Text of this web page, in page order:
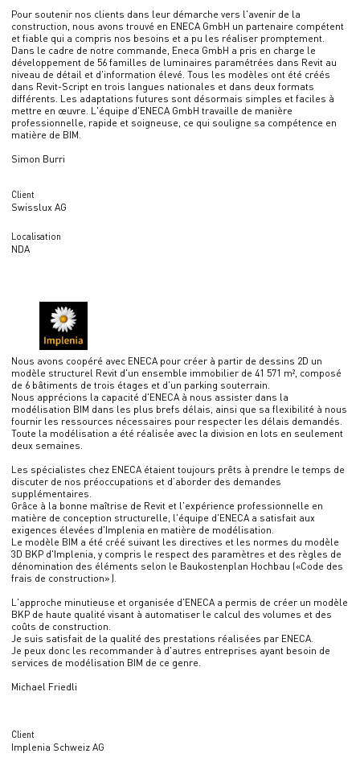
Client
Swisslux AG
Localisation
NDA
Pour soutenir nos clients dans leur démarche vers l'avenir de la
construction, nous avons trouvé en ENECA GmbH un partenaire compétent
et fiable qui a compris nos besoins et a pu les réaliser promptement.
Dans le cadre de notre commande, Eneca GmbH a pris en charge le
développement de 56 familles de luminaires paramétrées dans Revit au
niveau de détail et d'information élevé. Tous les modèles ont été créés
dans Revit-Script en trois langues nationales et dans deux formats
différents. Les adaptations futures sont désormais simples et faciles à
mettre en œuvre. L'équipe d'ENECA GmbH travaille de manière
professionnelle, rapide et soigneuse, ce qui souligne sa compétence en
matière de BIM.
Simon Burri
Client
Implenia Schweiz AG
Nous avons coopéré avec ENECA pour créer à partir de dessins 2D un
modèle structurel Revit d'un ensemble immobilier de 41 571 m², composé
de 6 bâtiments de trois étages et d'un parking souterrain.
Nous apprécions la capacité d'ENECA à nous assister dans la
modélisation BIM dans les plus brefs délais, ainsi que sa flexibilité à nous
fournir les ressources nécessaires pour respecter les délais demandés.
Toute la modélisation a été réalisée avec la division en lots en seulement
deux semaines.
Les spécialistes chez ENECA étaient toujours prêts à prendre le temps de
discuter de nos préoccupations et d’aborder des demandes
supplémentaires.
Grâce à la bonne maîtrise de Revit et l'expérience professionnelle en
matière de conception structurelle, l'équipe d'ENECA a satisfait aux
exigences élevées d'Implenia en matière de modélisation.
Le modèle BIM a été créé suivant les directives et les normes du modèle
3D BKP d'Implenia, y compris le respect des paramètres et des règles de
dénomination des éléments selon le Baukostenplan Hochbau («Code des
frais de construction» ).
L'approche minutieuse et organisée d'ENECA a permis de créer un modèle
BKP de haute qualité visant à automatiser le calcul des volumes et des
coûts de construction.
Je suis satisfait de la qualité des prestations réalisées par ENECA.
Je peux donc les recommander à d'autres entreprises ayant besoin de
services de modélisation BIM de ce genre.
Michael Friedli